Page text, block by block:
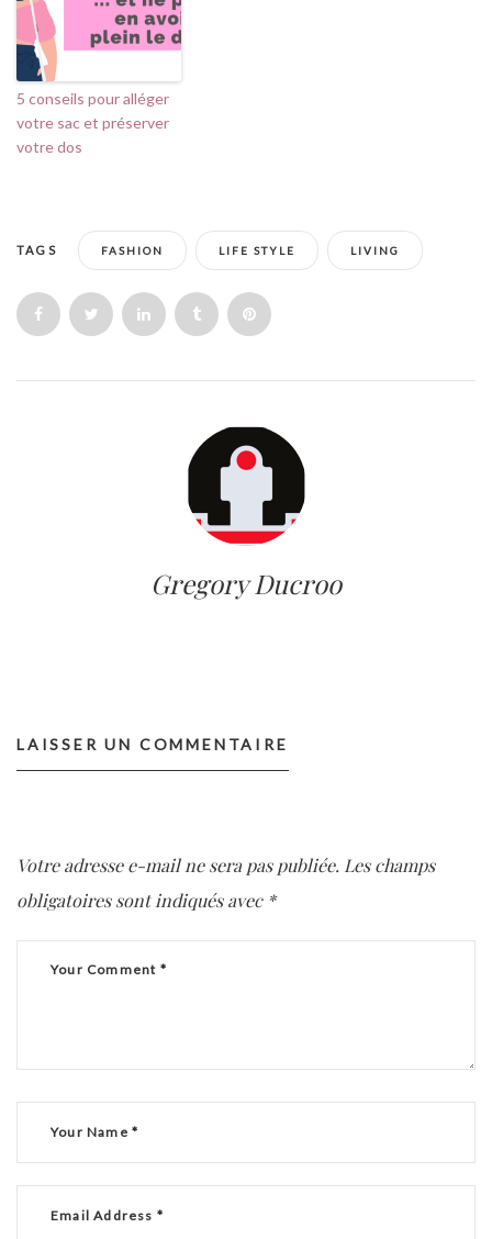
5 conseils pour alléger
votre sac et préserver
votre dos
TAGS FASHION LIFE STYLE LIVING
Gregory Ducroo
LAISSER UN COMMENTAIRE
Votre adresse e-mail ne sera pas publiée. Les champs
obligatoires sont indiqués avec *